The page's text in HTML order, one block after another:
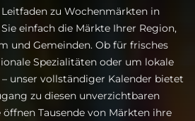
zu Wochenmärkten in
einfach die Märkte Ihrer Region,
und Gemeinden. Ob für frisches
Spezialitäten oder um lokale
unser vollständiger Kalender bietet
zu diesen unverzichtbaren
öffnen Tausende von Märkten ihre